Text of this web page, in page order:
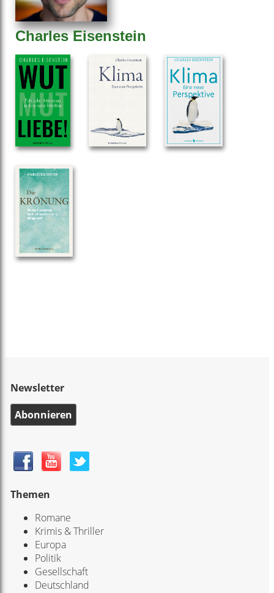
Charles Eisenstein
Newsletter
Abonnieren
Themen
Romane
Krimis & Thriller
Europa
Politik
Gesellschaft
Deutschland